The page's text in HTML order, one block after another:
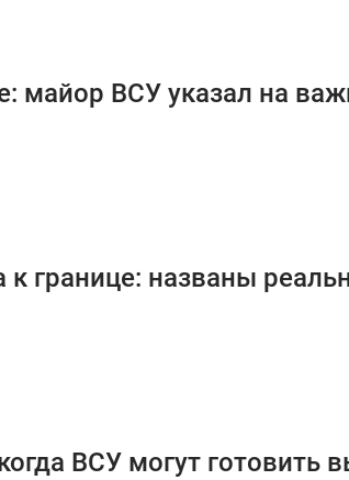
майор ВСУ указал на
к границе: названы
ВСУ могут готовить